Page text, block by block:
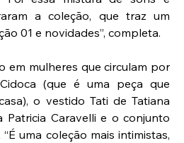
a coleção, que traz um
01 e novidades”, completa.
em mulheres que circulam por
(que é uma peça que
o vestido Tati de Tatiana
Patricia Caravelli e o conjunto
uma coleção mais intimistas,